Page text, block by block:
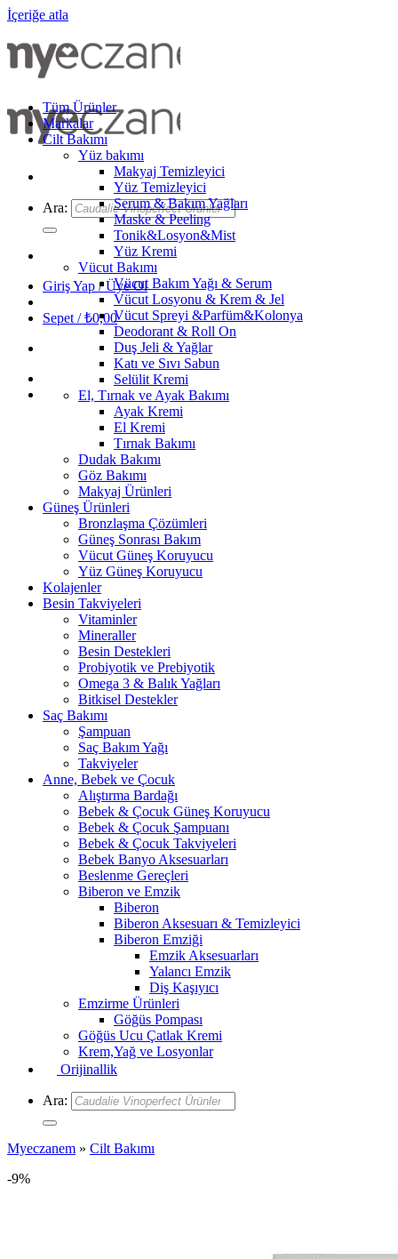
İçeriğe atla
Ara:
Giriş Yap / Üye Ol
Sepet /₺0,00
Tüm Ürünler
Markalar
Cilt Bakımı
Yüz bakımı
Makyaj Temizleyici
Yüz Temizleyici
Serum & Bakım Yağları
Maske & Peeling
Tonik&Losyon&Mist
Yüz Kremi
Vücut Bakımı
Vücut Bakım Yağı & Serum
Vücut Losyonu & Krem & Jel
Vücut Spreyi &Parfüm&Kolonya
Deodorant & Roll On
Duş Jeli & Yağlar
Katı ve Sıvı Sabun
Selülit Kremi
El, Tırnak ve Ayak Bakımı
Ayak Kremi
El Kremi
Tırnak Bakımı
Dudak Bakımı
Göz Bakımı
Makyaj Ürünleri
Güneş Ürünleri
Bronzlaşma Çözümleri
Güneş Sonrası Bakım
Vücut Güneş Koruyucu
Yüz Güneş Koruyucu
Kolajenler
Besin Takviyeleri
Vitaminler
Mineraller
Besin Destekleri
Probiyotik ve Prebiyotik
Omega 3 & Balık Yağları
Bitkisel Destekler
Saç Bakımı
Şampuan
Saç Bakım Yağı
Takviyeler
Anne, Bebek ve Çocuk
Alıştırma Bardağı
Bebek & Çocuk Güneş Koruyucu
Bebek & Çocuk Şampuanı
Bebek & Çocuk Takviyeleri
Bebek Banyo Aksesuarları
Beslenme Gereçleri
Biberon ve Emzik
Biberon
Biberon Aksesuarı & Temizleyici
Biberon Emziği
Emzik Aksesuarları
Yalancı Emzik
Diş Kaşıyıcı
Emzirme Ürünleri
Göğüs Pompası
Göğüs Ucu Çatlak Kremi
Krem,Yağ ve Losyonlar
Orijinallik
Ara:
Myeczanem » Cilt Bakımı
-9%